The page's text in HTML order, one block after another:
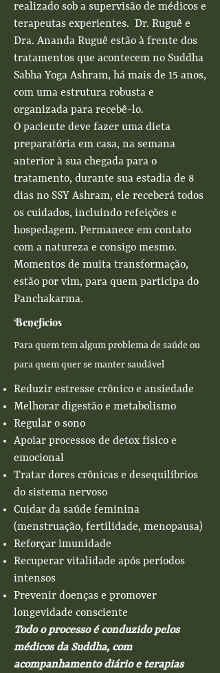
realizado sob a supervisão de médicos e
terapeutas experientes. Dr. Ruguê e
Dra. Ananda Ruguê estão à frente dos
tratamentos que acontecem no Suddha
Sabha Yoga Ashram, há mais de 15 anos,
com uma estrutura robusta e
organizada para recebê-lo.
O paciente deve fazer uma dieta
preparatória em casa, na semana
anterior à sua chegada para o
tratamento, durante sua estadia de 8
dias no SSY Ashram, ele receberá todos
os cuidados, incluindo refeições e
hospedagem. Permanece em contato
com a natureza e consigo mesmo.
Momentos de muita transformação,
estão por vim, para quem participa do
Panchakarma.
Benefícios
Para quem tem algum problema de saúde ou
para quem quer se manter saudável
Reduzir estresse crônico e ansiedade
Melhorar digestão e metabolismo
Regular o sono
Apoiar processos de detox físico e
emocional
Tratar dores crônicas e desequilíbrios
do sistema nervoso
Cuidar da saúde feminina
(menstruação, fertilidade, menopausa)
Reforçar imunidade
Recuperar vitalidade após períodos
intensos
Prevenir doenças e promover
longevidade consciente
Todo o processo é conduzido pelos
médicos da Suddha, com
acompanhamento diário e terapias